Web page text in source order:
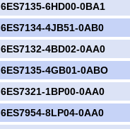
6ES7135-6HD00-0BA1
6ES7134-4JB51-0AB0
6ES7132-4BD02-0AA0
6ES7135-4GB01-0ABO
6ES7321-1BP00-0AA0
6ES7954-8LP04-0AA0